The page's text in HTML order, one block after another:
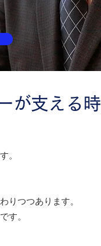
が支える
。
りつつあります。
す。